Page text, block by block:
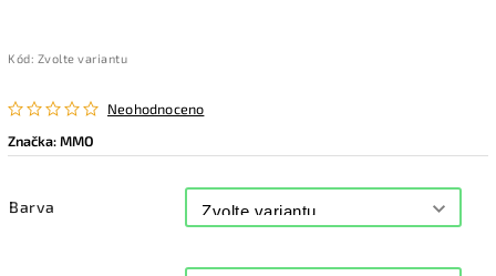
Kód: Zvolte variantu
Neohodnoceno
Značka:MMO
Barva